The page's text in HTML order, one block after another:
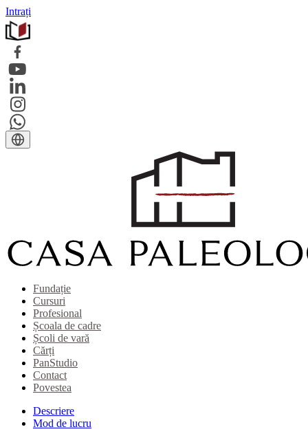
Intrați
Fundație
Cursuri
Profesional
Școala de cadre
Școli de vară
Cărți
PanStudio
Contact
Povestea
Descriere
Mod de lucru